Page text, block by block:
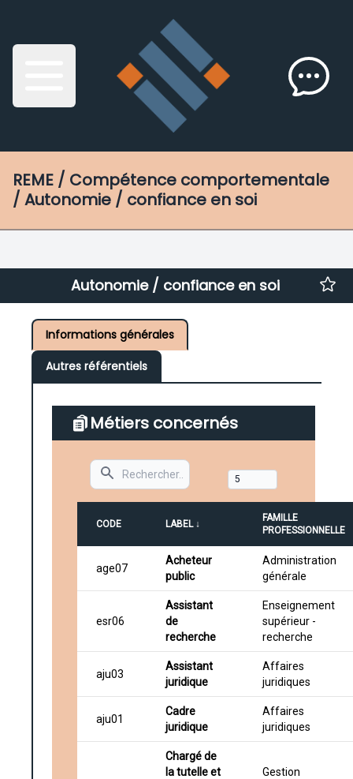
REME / Compétence comportementale
/ Autonomie / confiance en soi
Autonomie / confiance en soi
Informations générales
Autres référentiels
Métiers concernés
Search
CODE LABEL ↓
FAMILLE
PROFESSIONNELLE
age07
Acheteur
public
Administration
générale
esr06
Assistant
de
recherche
Enseignement
supérieur -
recherche
aju03
Assistant
juridique
Affaires
juridiques
aju01
Cadre
juridique
Affaires
juridiques
Chargé de
la tutelle et
Gestion